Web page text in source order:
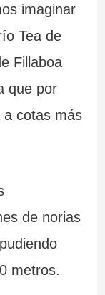
imaginar
Tea de
Fillaboa
que por
a cotas más
de norias
metros.